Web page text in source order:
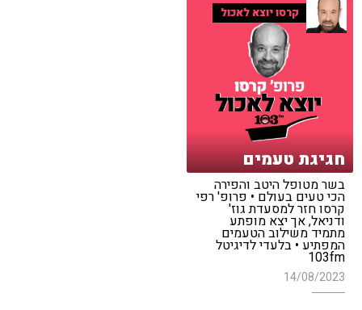
קרסו יוצא לאכול
חגיגת טעמים
בשר מטופל היטב והפירה
הכי טעים בעולם • פרופ' רפי
קרסו חזר למסעדת גוז'
ודניאל, אך יצא מופתע
מתמיד משילוב הטעמים
המפתיע • בלעדי לדיגיטל
103fm
14/08/2023